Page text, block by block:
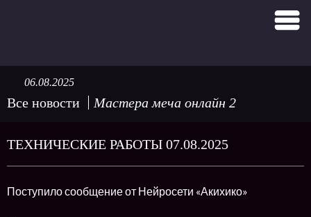
Все новости Мастера меча онлайн 2
06.08.2025
ТЕХНИЧЕСКИЕ РАБОТЫ 07.08.2025
Поступило сообщение от Нейросети «Акихико»